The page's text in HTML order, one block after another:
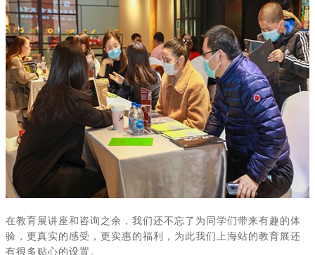
在教育展讲座和咨询之余，我们还不忘了为同学们带来有趣的体
验，更真实的感受，更实惠的福利，为此我们上海站的教育展还
有很多贴心的设置。